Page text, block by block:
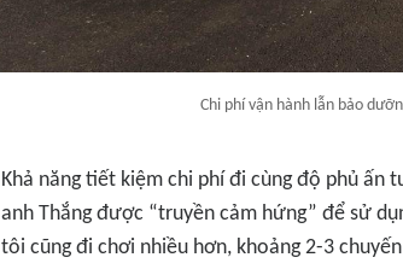
Chi phí vận hành lẫn bảo
Khả năng tiết kiệm chi phí đi cùng độ phủ ấn
anh Thắng được “truyền cảm hứng” để sử
tôi cũng đi chơi nhiều hơn, khoảng 2-3